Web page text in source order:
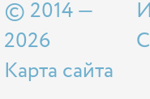
© 2014 —
2026
Карта сайта